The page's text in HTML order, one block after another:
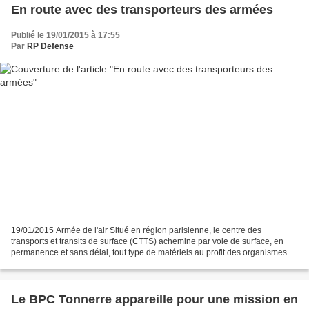
En route avec des transporteurs des armées
Publié le 19/01/2015 à 17:55
Par RP Defense
19/01/2015 Armée de l'air Situé en région parisienne, le centre des
transports et transits de surface (CTTS) achemine par voie de surface, en
permanence et sans délai, tout type de matériels au profit des organismes
Le BPC Tonnerre appareille pour une mission en